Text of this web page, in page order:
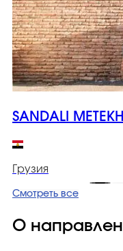
SANDALI
Грузия
Смотреть все
О